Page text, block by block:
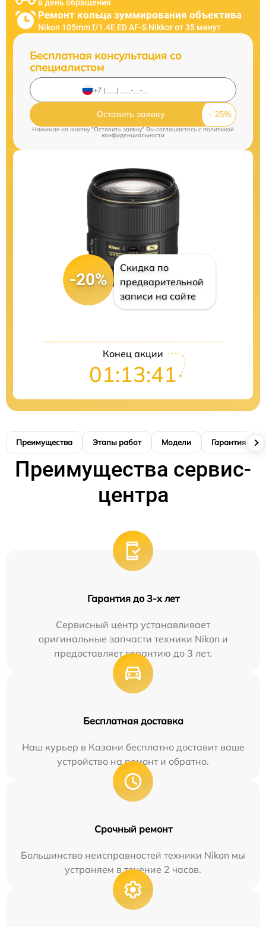
в день обращения
Ремонт кольца зуммирования объектива
Nikon 105mm f/1.4E ED AF-S Nikkor от 35 минут
Бесплатная консультация со
специалистом
Оставить заявку
Нажимая на кнопку "Оставить заявку" Вы соглашаетесь cполитикой
конфиденциальности
-20%
Скидка по
предварительной
записи на сайте
Конец акции
01:13:40
Преимущества Этапы работ Модели Гарантия
Преимущества сервис-
центра
Гарантия до 3-х лет
Сервисный центр устанавливает
оригинальные запчасти техники Nikon и
предоставляет гарантию до 3 лет.
Бесплатная доставка
Наш курьер в Казани бесплатно доставит ваше
устройство на ремонт и обратно.
Срочный ремонт
Большинство неисправностей техники Nikon мы
устраняем в течение 2 часов.